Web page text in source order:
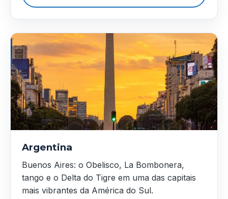
Argentina
Buenos Aires: o Obelisco, La Bombonera,
tango e o Delta do Tigre em uma das capitais
mais vibrantes da América do Sul.